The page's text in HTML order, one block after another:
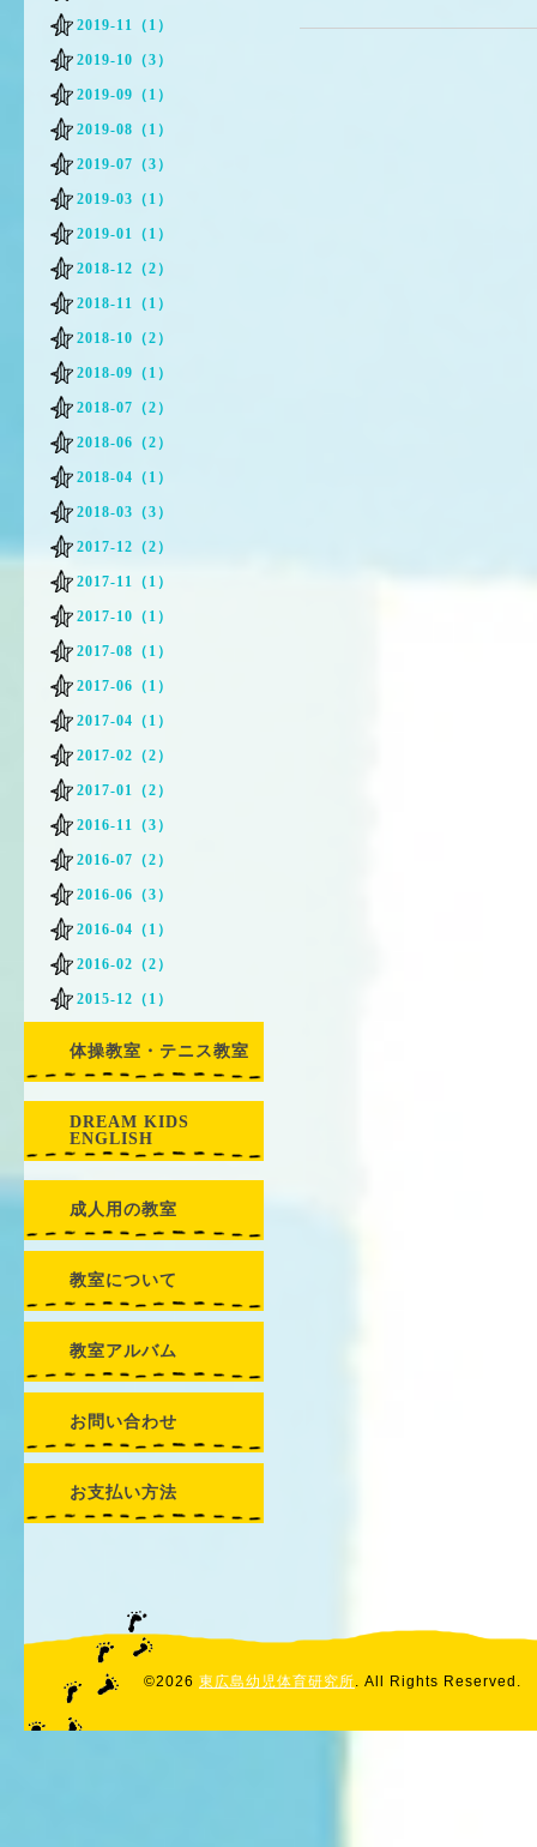
2019-11（1）
2019-10（3）
2019-09（1）
2019-08（1）
2019-07（3）
2019-03（1）
2019-01（1）
2018-12（2）
2018-11（1）
2018-10（2）
2018-09（1）
2018-07（2）
2018-06（2）
2018-04（1）
2018-03（3）
2017-12（2）
2017-11（1）
2017-10（1）
2017-08（1）
2017-06（1）
2017-04（1）
2017-02（2）
2017-01（2）
2016-11（3）
2016-07（2）
2016-06（3）
2016-04（1）
2016-02（2）
2015-12（1）
体操教室・テニス教室
DREAM KIDS
ENGLISH
成人用の教室
教室について
教室アルバム
お問い合わせ
お支払い方法
©2026 東広島幼児体育研究所. All Rights Reserved.